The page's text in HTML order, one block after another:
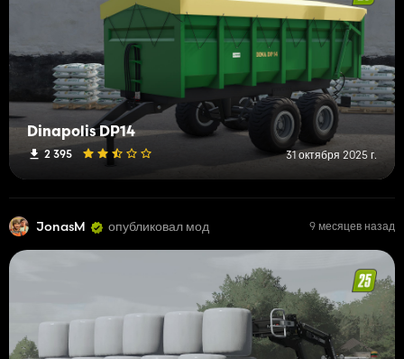
Dinapolis DP14
2 395 31 октября 2025 г.
JonasM опубликовал мод 9 месяцев назад